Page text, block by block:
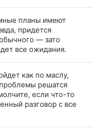
планы имеют
придется
— зато
все ожидания.
как по маслу,
решатся
если что-то
разговор с все